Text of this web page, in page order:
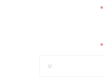
*
*